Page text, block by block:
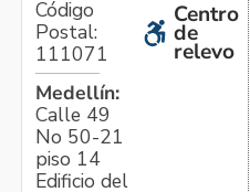
Código
Postal:
111071
Medellín:
Calle 49
No 50-21
piso 14
Edificio del
Centro
de
relevo